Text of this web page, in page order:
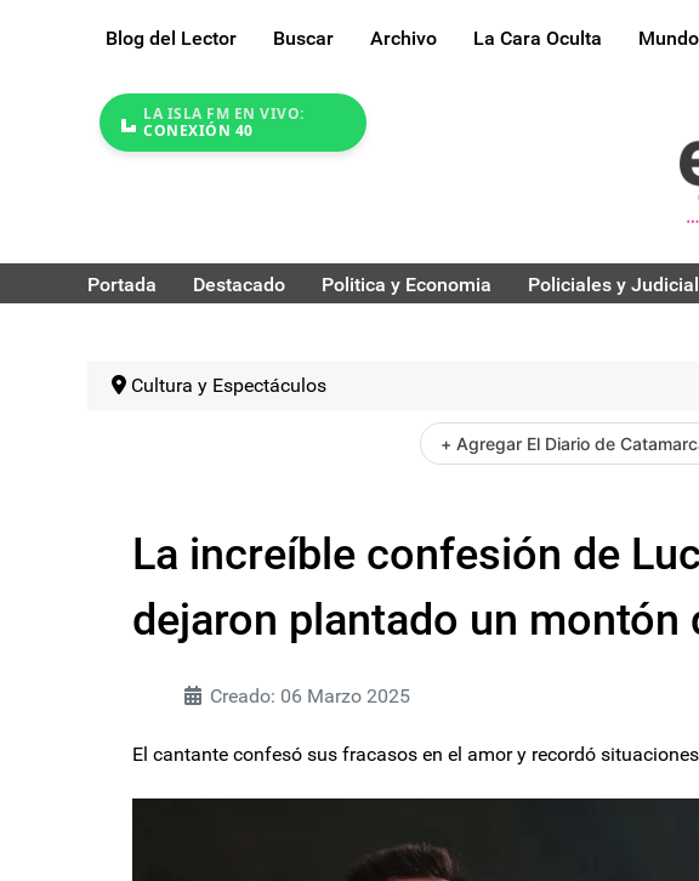
Blog del Lector Buscar Archivo La Cara Oculta Mundo
LA ISLA FM EN VIVO:
CONEXIÓN 40
Portada Destacado Politica y Economia Policiales y
Cultura y Espectáculos
+ Agregar El Diario de
La increíble confesión de
dejaron plantado un montón
Creado: 06 Marzo 2025
El cantante confesó sus fracasos en el amor y recordó